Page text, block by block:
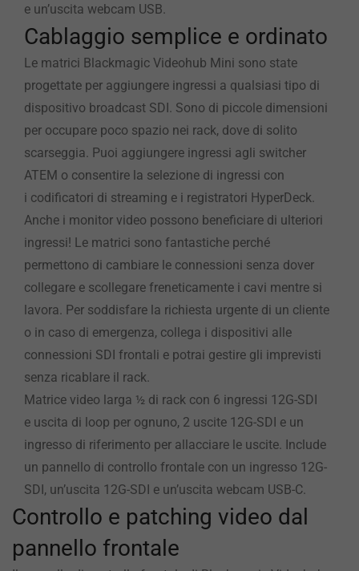
e un’uscita webcam USB.
Cablaggio semplice e ordinato
Le matrici Blackmagic Videohub Mini sono state
progettate per aggiungere ingressi a qualsiasi tipo di
dispositivo broadcast SDI. Sono di piccole dimensioni
per occupare poco spazio nei rack, dove di solito
scarseggia. Puoi aggiungere ingressi agli switcher
ATEM o consentire la selezione di ingressi con
i codificatori di streaming e i registratori HyperDeck.
Anche i monitor video possono beneficiare di ulteriori
ingressi! Le matrici sono fantastiche perché
permettono di cambiare le connessioni senza dover
collegare e scollegare freneticamente i cavi mentre si
lavora. Per soddisfare la richiesta urgente di un cliente
o in caso di emergenza, collega i dispositivi alle
connessioni SDI frontali e potrai gestire gli imprevisti
senza ricablare il rack.
Matrice video larga ½ di rack con 6 ingressi 12G-SDI
e uscita di loop per ognuno, 2 uscite 12G-SDI e un
ingresso di riferimento per allacciare le uscite. Include
un pannello di controllo frontale con un ingresso 12G-
SDI, un’uscita 12G-SDI e un’uscita webcam USB-C.
Controllo e patching video dal
pannello frontale